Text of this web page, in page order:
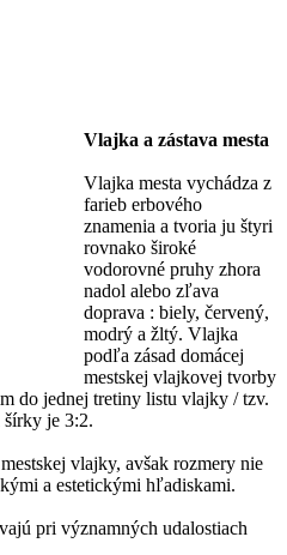
Vlajka a zástava mesta
Vlajka mesta vychádza z
farieb erbového
znamenia a tvoria ju štyri
rovnako široké
vodorovné pruhy zhora
nadol alebo zľava
doprava : biely, červený,
modrý a žltý. Vlajka
podľa zásad domácej
mestskej vlajkovej tvorby
do jednej tretiny listu vlajky / tzv.
je 3:2.
vlajky, avšak rozmery nie
a estetickými hľadiskami.
pri významných udalostiach